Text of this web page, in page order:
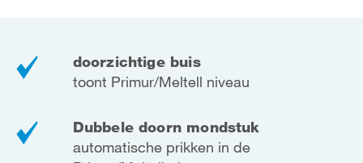
doorzichtige buis
toont Primur/Meltell niveau
Dubbele doorn mondstuk
automatische prikken in de